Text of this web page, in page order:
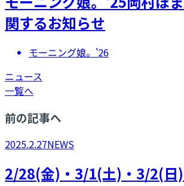
関するお知らせ
モーニング娘。'26
ニュース
一覧へ
前の記事へ
2025.2.27NEWS
2/28(金)・3/1(土)・3/2(日